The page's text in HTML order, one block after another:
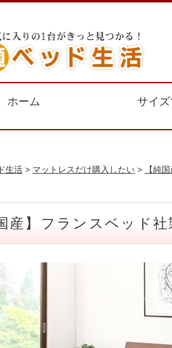
ホーム サイ
生活 > マットレスだけ購入したい > 【純
産】フランスベッド